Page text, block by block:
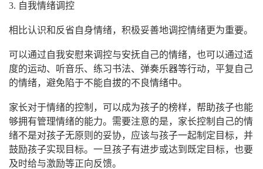
3. 自我情绪调控
相比认识和反省自身情绪，积极妥善地调控情绪更为重要。
可以通过自我安慰来调控与安抚自己的情绪，也可以通过适
度的运动、听音乐、练习书法、弹奏乐器等行动，平复自己
的情绪，避免陷于不能自拔的不良情绪中。
家长对于情绪的控制，可以成为孩子的榜样，帮助孩子也能
够拥有管理情绪的能力。需要注意的是，家长控制自己的情
绪不是对孩子无原则的妥协，应该与孩子一起制定目标，并
鼓励孩子实现目标。一旦孩子有进步或达到既定目标，也要
及时给与激励等正向反馈。